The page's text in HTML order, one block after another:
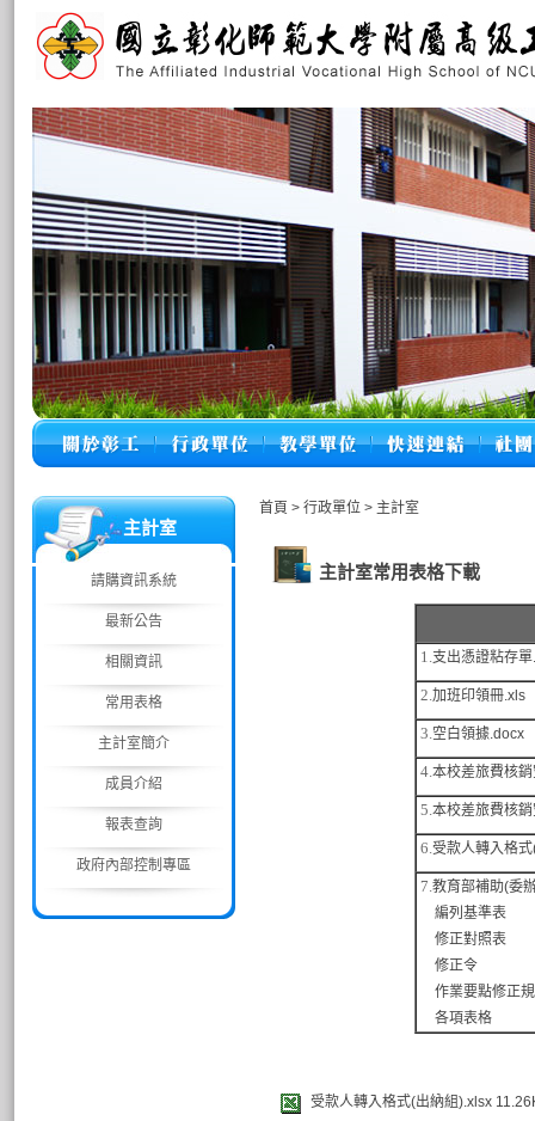
主計室
請購資訊系統
最新公告
相關資訊
常用表格
主計室簡介
成員介紹
報表查詢
政府內部控制專區
首頁 > 行政單位 > 主計室
主計室常用表格下載
1.支出憑證粘存
2.加班印領冊.xls
3.空白領據.docx
4.本校差旅費核
5.本校差旅費核
6.受款人轉入格
7.教育部補助(委
編列基準表
修正對照表
修正令
作業要點修正
各項表格
受款人轉入格式(出納組).xlsx